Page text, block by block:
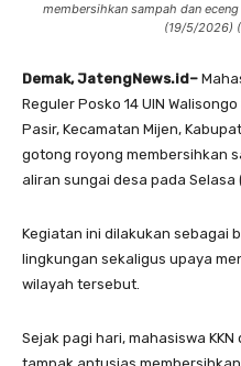
membersihkan sampah dan
(19/5/2026)
Demak, JatengNews.id–
Reguler Posko 14 UIN
Pasir, Kecamatan Mijen,
gotong royong membersihkan
aliran sungai desa pada Selasa
Kegiatan ini dilakukan sebagai
lingkungan sekaligus upaya
wilayah tersebut.
Sejak pagi hari, mahasiswa